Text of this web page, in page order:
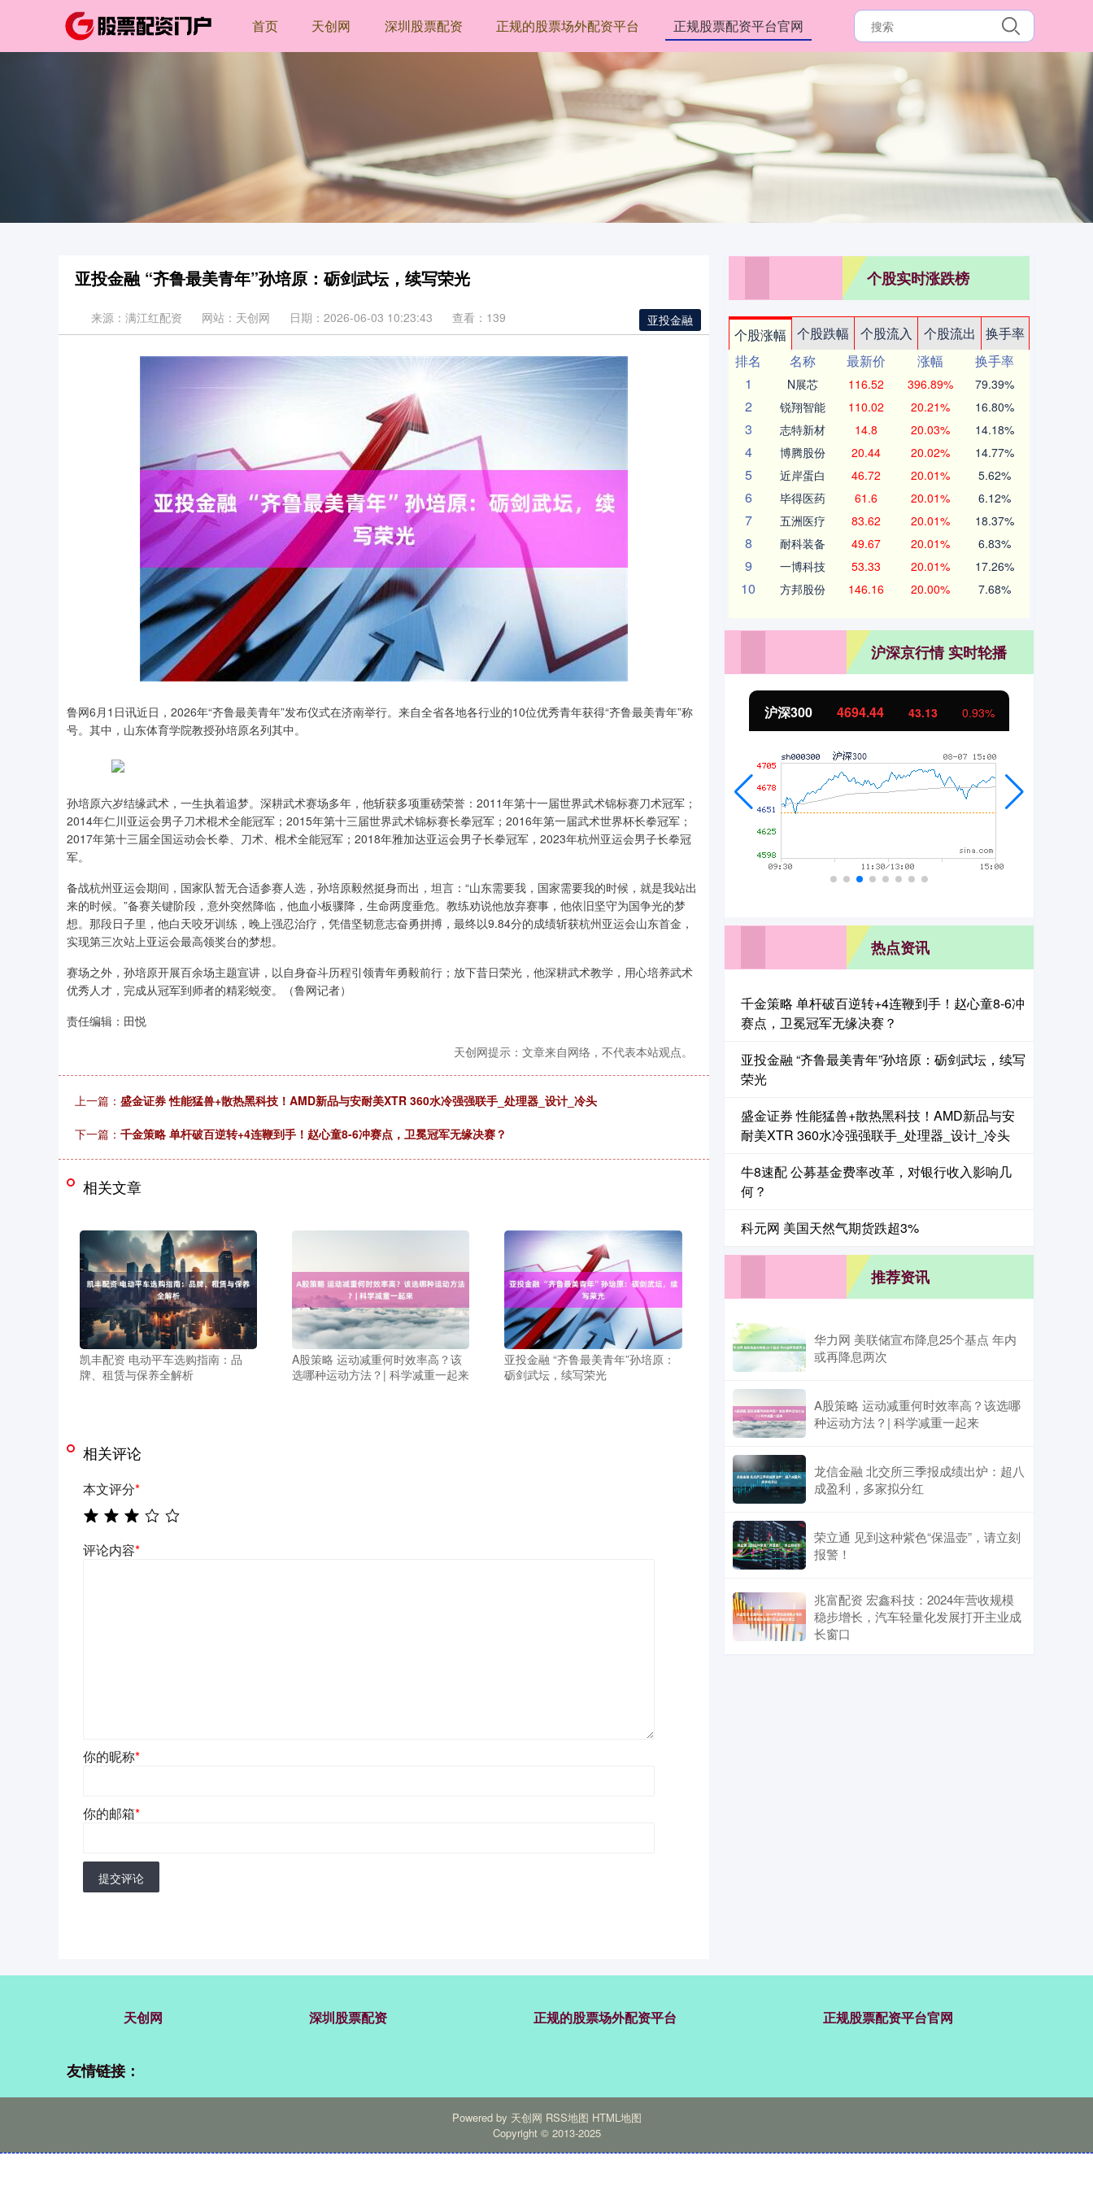
首页 天创网 深圳股票配资 正规的股票场外配资平台 正规股票配资平台官网
亚投金融 “齐鲁最美青年”孙培原：砺剑武坛，续写荣光
亚投金融
来源：满江红配资 网站：天创网 日期：2026-06-03 10:23:43 查看：139
鲁网6月1日讯近日，2026年“齐鲁最美青年”发布仪式在济南举行。来自全省各地各行业的10位优秀青年获得“齐鲁最美青年”称
号。其中，山东体育学院教授孙培原名列其中。
孙培原六岁结缘武术，一生执着追梦。深耕武术赛场多年，他斩获多项重磅荣誉：2011年第十一届世界武术锦标赛刀术冠军；
2014年仁川亚运会男子刀术棍术全能冠军；2015年第十三届世界武术锦标赛长拳冠军；2016年第一届武术世界杯长拳冠军；
2017年第十三届全国运动会长拳、刀术、棍术全能冠军；2018年雅加达亚运会男子长拳冠军，2023年杭州亚运会男子长拳冠
军。
备战杭州亚运会期间，国家队暂无合适参赛人选，孙培原毅然挺身而出，坦言：“山东需要我，国家需要我的时候，就是我站出
来的时候。”备赛关键阶段，意外突然降临，他血小板骤降，生命两度垂危。教练劝说他放弃赛事，他依旧坚守为国争光的梦
想。那段日子里，他白天咬牙训练，晚上强忍治疗，凭借坚韧意志奋勇拼搏，最终以9.84分的成绩斩获杭州亚运会山东首金，
实现第三次站上亚运会最高领奖台的梦想。
赛场之外，孙培原开展百余场主题宣讲，以自身奋斗历程引领青年勇毅前行；放下昔日荣光，他深耕武术教学，用心培养武术
优秀人才，完成从冠军到师者的精彩蜕变。（鲁网记者）
责任编辑：田悦
天创网提示：文章来自网络，不代表本站观点。
上一篇： 盛金证券 性能猛兽+散热黑科技！AMD新品与安耐美XTR 360水冷强强联手_处理器_设计_冷头
下一篇： 千金策略 单杆破百逆转+4连鞭到手！赵心童8-6冲赛点，卫冕冠军无缘决赛？
相关文章
凯丰配资 电动平车选购指南：品
牌、租赁与保养全解析
A股策略 运动减重何时效率高？该
选哪种运动方法？| 科学减重一起来
亚投金融 “齐鲁最美青年”孙培原：
砺剑武坛，续写荣光
相关评论
本文评分*
评论内容*
你的昵称*
你的邮箱*
提交评论
个股实时涨跌榜
个股涨幅 个股跌幅 个股流入 个股流出
换手率
排名
名称 最新价 涨幅
换手率
1
N展芯 116.52 396.89% 79.39%
2 锐翔智能 110.02 20.21% 16.80%
3 志特新材 14.8 20.03% 14.18%
4 博腾股份 20.44 20.02% 14.77%
5 近岸蛋白 46.72 20.01% 5.62%
6 毕得医药 61.6 20.01% 6.12%
7 五洲医疗 83.62 20.01% 18.37%
8 耐科装备 49.67 20.01% 6.83%
9 一博科技 53.33 20.01% 17.26%
10 方邦股份 146.16 20.00% 7.68%
沪深京行情 实时轮播
2.13% 上证指数 3940.04 39.68 1.02% 深证成指 14311.01 200.89 1.42% 沪深300 4694.44 43.13 0.93%
热点资讯
千金策略 单杆破百逆转+4连鞭到手！赵心童8-6冲
赛点，卫冕冠军无缘决赛？
亚投金融 “齐鲁最美青年”孙培原：砺剑武坛，续写
荣光
盛金证券 性能猛兽+散热黑科技！AMD新品与安
耐美XTR 360水冷强强联手_处理器_设计_冷头
牛8速配 公募基金费率改革，对银行收入影响几
何？
科元网 美国天然气期货跌超3%
推荐资讯
华力网 美联储宣布降息25个基点 年内
或再降息两次
A股策略 运动减重何时效率高？该选哪
种运动方法？| 科学减重一起来
龙信金融 北交所三季报成绩出炉：超八
成盈利，多家拟分红
荣立通 见到这种紫色“保温壶”，请立刻
报警！
兆富配资 宏鑫科技：2024年营收规模
稳步增长，汽车轻量化发展打开主业成
长窗口
天创网 深圳股票配资 正规的股票场外配资平台 正规股票配资平台官网
友情链接：
Powered by 天创网 RSS地图 HTML地图
Copyright © 2013-2025